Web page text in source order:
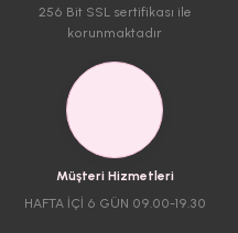
256 Bit SSL sertifikası ile
korunmaktadır
Müşteri Hizmetleri
HAFTA İÇİ 6 GÜN 09.00-19.30